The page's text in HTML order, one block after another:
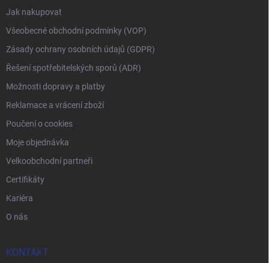
Jak nakupovat
Všeobecné obchodní podmínky (VOP)
Zásady ochrany osobních údajů (GDPR)
Řešení spotřebitelských sporů (ADR)
Možnosti dopravy a platby
Reklamace a vrácení zboží
Poučení o cookies
Moje objednávka
Velkoobchodní partneři
Certifikáty
Kariéra
O nás
KONTAKT